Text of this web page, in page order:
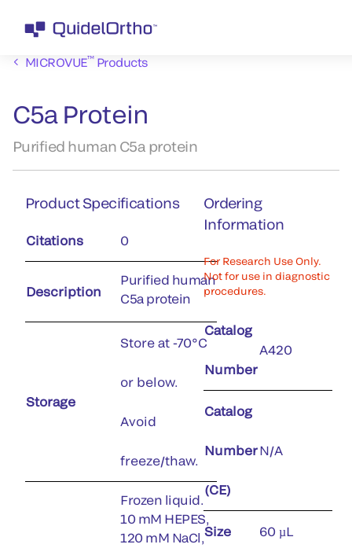
MICROVUE™Products
C5a Protein
Purified human C5a protein
Product Specifications
Citations 0
Description
Purified human
C5a protein
Storage
Store at -70°C
or below.
Avoid
freeze/thaw.
Frozen liquid.
10 mM HEPES,
120 mM NaCl,
Ordering
Information
For Research Use Only.
Not for use in diagnostic
procedures.
Catalog
Number
A420
Catalog
Number
(CE)
N/A
Size 60 µL